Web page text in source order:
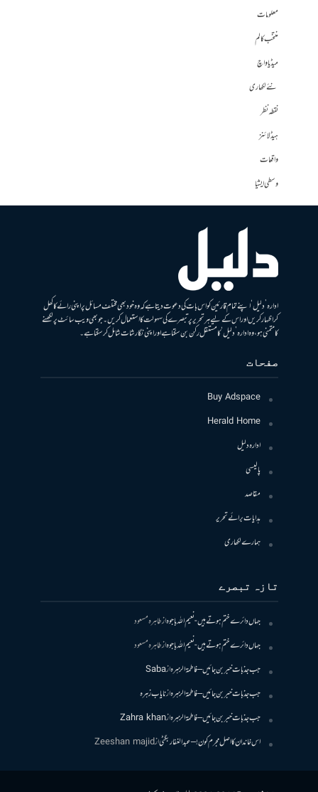
معلومات
منتخب کالم
میڈیا واچ
نئے لکھاری
نقطہ نظر
ہیڈلائنز
واقعات
وسطی ایشیا
ادارہ ’دلیل‘ اپنے تمام قارئین کو اس بات کی دعوت دیتا ہے کہ وہ خود بھی مختلف مسائل پر اپنی رائے کا کھل
کر اظہار کریں اور اس کے لیے ہر تحریر پر تبصرے کی سہولت کا استعمال کریں۔ جو بھی ویب سائٹ پر لکھنے
کا متمنی ہو، وہ ادارہ ’دلیل‘ کا مستقل رکن بن سکتا ہے اور اپنی نگارشات شامل کرسکتا ہے۔
صفحات
Buy Adspace
Herald Home
ادارہ دلیل
پالیسی
مقاصد
ہدایات برائے تحریر
ہمارے لکھاری
تازہ تبصرے
جہاں دائرے ختم ہوتے ہیں- نعیم اللہ باجوہازطاہرہ مسعود
جہاں دائرے ختم ہوتے ہیں- نعیم اللہ باجوہازطاہرہ مسعود
جب جذبات خبر بن جائیں – فاطمۃالزہرہازSaba
جب جذبات خبر بن جائیں – فاطمۃالزہرہازنایاب زہرہ
جب جذبات خبر بن جائیں – فاطمۃالزہرہازZahra khan
اس خاندان کا اصل مجرم کون! – عبدالغفار بگٹیازZeeshan majid